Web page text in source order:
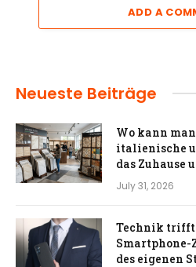
ADD A
Neueste Beiträge
Wo kann
italienische
das Zuhause
July 31, 2026
Technik trifft
Smartphone-
des eigenen